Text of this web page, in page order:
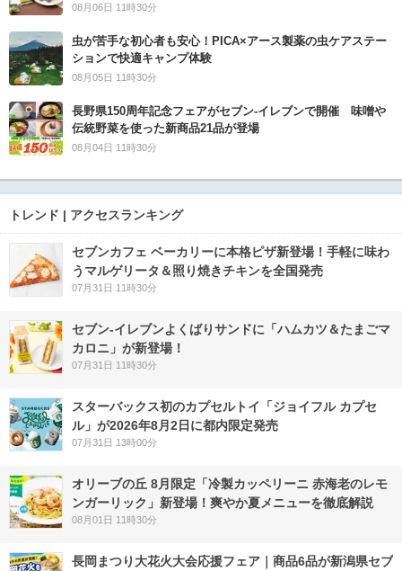
08月06日 11時30分
虫が苦手な初心者も安心！PICA×アース製薬の虫ケアステー
ションで快適キャンプ体験
08月05日 11時30分
長野県150周年記念フェアがセブン-イレブンで開催 味噌や
伝統野菜を使った新商品21品が登場
08月04日 11時30分
トレンド | アクセスランキング
セブンカフェ ベーカリーに本格ピザ新登場！手軽に味わ
うマルゲリータ＆照り焼きチキンを全国発売
07月31日 11時30分
セブン‐イレブンよくばりサンドに「ハムカツ＆たまごマ
カロニ」が新登場！
07月31日 11時30分
スターバックス初のカプセルトイ「ジョイフル カプセ
ル」が2026年8月2日に都内限定発売
07月31日 13時00分
オリーブの丘 8月限定「冷製カッペリーニ 赤海老のレモ
ンガーリック」新登場！爽やか夏メニューを徹底解説
08月01日 11時30分
長岡まつり大花火大会応援フェア｜商品6品が新潟県セブ